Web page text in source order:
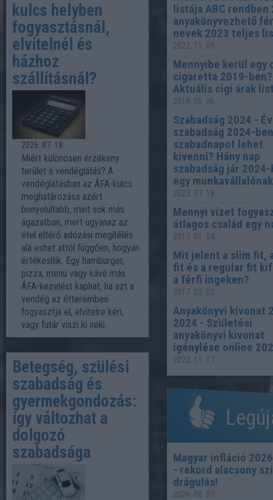
kulcs helyben
fogyasztásnál,
elvitelnél és
házhoz
szállításnál?
2026. 07. 18.
Miért különösen érzékeny
terület a vendéglátás? A
vendéglátásban az ÁFA-kulcs
meghatározása azért
bonyolultabb, mint sok más
ágazatban, mert ugyanaz az
étel eltérő adózási megítélés
alá eshet attól függően, hogyan
értékesítik. Egy hamburger,
pizza, menü vagy kávé más
ÁFA-kezelést kaphat, ha azt a
vendég az étteremben
fogyasztja el, elvitelre kéri,
vagy futár viszi ki neki.
Betegség, szülési
szabadság és
gyermekgondozás:
így változhat a
dolgozó
szabadsága
listája ABC rendben
anyakönyvezhető
nevek 2023 teljes
2022. 11. 09.
Mennyibe kerül egy
cigaretta 2019-ben?
Aktuális cigi árak
2019. 05. 06.
Szabadság 2024 -
szabadság 2024-
szabadnapot lehet
kivenni? Hány nap
szabadság jár
egy
2023. 07. 18.
Mennyi vizet
átlagos család egy
2017. 01. 04.
Mit jelent a slim fit,
fit és a regular fit
a férfi ingeken?
2017. 02. 02.
Anyakönyvi kivonat
2024 - Születési
anyakönyvi kivonat
igénylése online
2022. 11. 17.
Magyar infláció
- rekord alacsony
drágulás!
2026. 08. 07.